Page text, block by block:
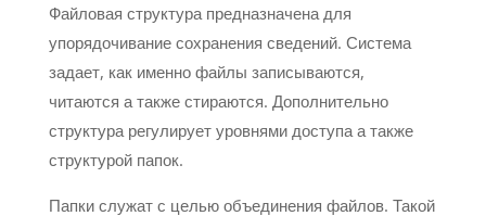
Файловая структура предназначена для
упорядочивание сохранения сведений. Система
задает, как именно файлы записываются,
читаются а также стираются. Дополнительно
структура регулирует уровнями доступа а также
структурой папок.
Папки служат с целью объединения файлов. Такой